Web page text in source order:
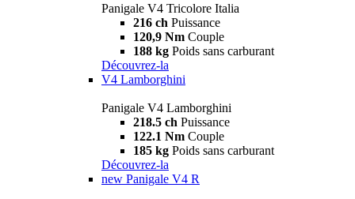
Panigale V4 Tricolore Italia
216 ch Puissance
120,9 Nm Couple
188 kg Poids sans carburant
Découvrez-la
V4 Lamborghini
Panigale V4 Lamborghini
218.5 ch Puissance
122.1 Nm Couple
185 kg Poids sans carburant
Découvrez-la
new Panigale V4 R